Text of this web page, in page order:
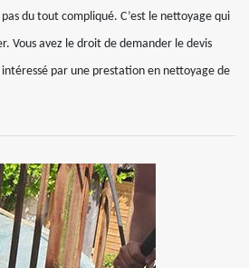
du tout compliqué. C’est le nettoyage qui
Vous avez le droit de demander le devis
par une prestation en nettoyage de